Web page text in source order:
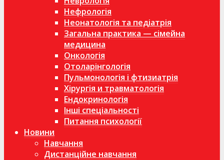
Нефрологія
Неонатологія та педіатрія
Загальна практика — сімейна
медицина
Онкологія
Отоларінгологія
Пульмонологія і фтизиатрія
Хірургія и травматологія
Ендокринологія
Інші спеціальності
Питання психології
Новини
Навчання
Дистанційне навчання